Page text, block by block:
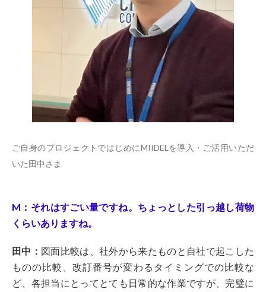
ご自身のプロジェクトではじめにMIIDELを導入・ご活用いただ
いた田中さま
M：それはすごい量ですね。ちょっとした引っ越し荷物
くらいありますね。
田中： 図面比較は、社外から来たものと自社で起こした
ものの比較、改訂番号が変わるタイミングでの比較な
ど、各担当にとってとても日常的な作業ですが、完璧に